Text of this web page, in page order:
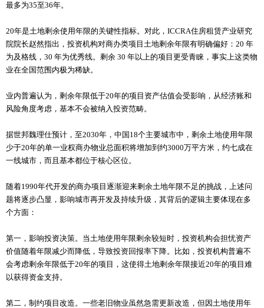
最多为35至36年。
20年是土地剩余使用年限的关键性指标。对此，ICCRA住房租赁产业研究
院院长赵然指出，投资机构对商办类项目土地剩余年限有明确偏好：20 年
为及格线，30 年为优秀线。剩余 30 年以上的项目更受青睐，事实上这类物
业在全国范围内极为稀缺。
业内普遍认为，剩余年限低于20年的项目资产估值会受影响，从经济账和
风险角度考虑，基本不会被纳入投资范畴。
据世邦魏理仕预计，至2030年，中国18个主要城市中，剩余土地使用年限
少于20年的单一业权商办物业总面积将增加到约3000万平方米，约七成在
一线城市，而且基本都位于核心区位。
随着1990年代开发的商办项目逐渐迎来剩余土地年限不足的挑战，上述问
题将逐步凸显，影响城市再开发及持续升级，其背后的逻辑主要体现在多
个方面：
第一，影响投资决策。当土地使用年限剩余较短时，投资机构会担忧资产
价值随着年限减少而降低，导致投资回报率下降。比如，投资机构普遍不
会考虑剩余年限低于20年的项目，这使得土地剩余年限接近20年的项目难
以获得资金支持。
第二，制约项目改造。一些老旧物业虽然急需更新改造，但因土地使用年